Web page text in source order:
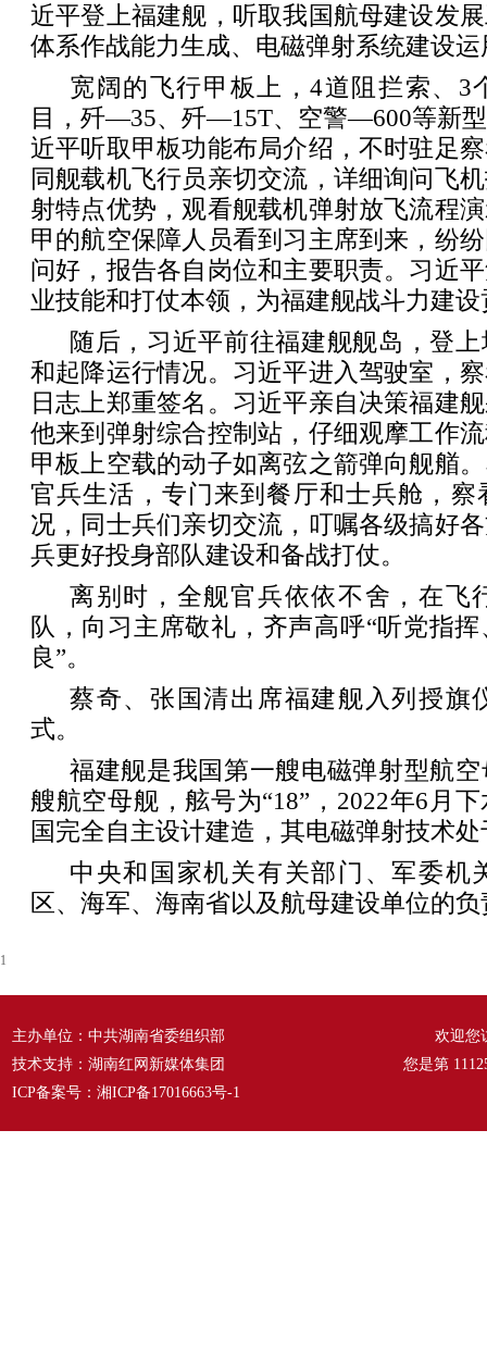
近平登上福建舰，听取我国航母建设发
体系作战能力生成、电磁弹射系统建设
宽阔的飞行甲板上，4道阻拦索、3
目，歼—35、歼—15T、空警—600等新
近平听取甲板功能布局介绍，不时驻足
同舰载机飞行员亲切交流，详细询问飞
射特点优势，观看舰载机弹射放飞流程
甲的航空保障人员看到习主席到来，纷
问好，报告各自岗位和主要职责。习近
业技能和打仗本领，为福建舰战斗力建
随后，习近平前往福建舰舰岛，登
和起降运行情况。习近平进入驾驶室，
日志上郑重签名。习近平亲自决策福建
他来到弹射综合控制站，仔细观摩工作
甲板上空载的动子如离弦之箭弹向舰艏
官兵生活，专门来到餐厅和士兵舱，察
况，同士兵们亲切交流，叮嘱各级搞好
兵更好投身部队建设和备战打仗。
离别时，全舰官兵依依不舍，在飞
队，向习主席敬礼，齐声高呼“听党指
良”。
蔡奇、张国清出席福建舰入列授旗
式。
福建舰是我国第一艘电磁弹射型航
艘航空母舰，舷号为“18”，2022年6月
国完全自主设计建造，其电磁弹射技术
中央和国家机关有关部门、军委机
区、海军、海南省以及航母建设单位的
1
主办单位：中共湖南省委组织部
技术支持：湖南红网新媒体集团
ICP备案号： 湘ICP备17016663号-1
欢迎您
您是第